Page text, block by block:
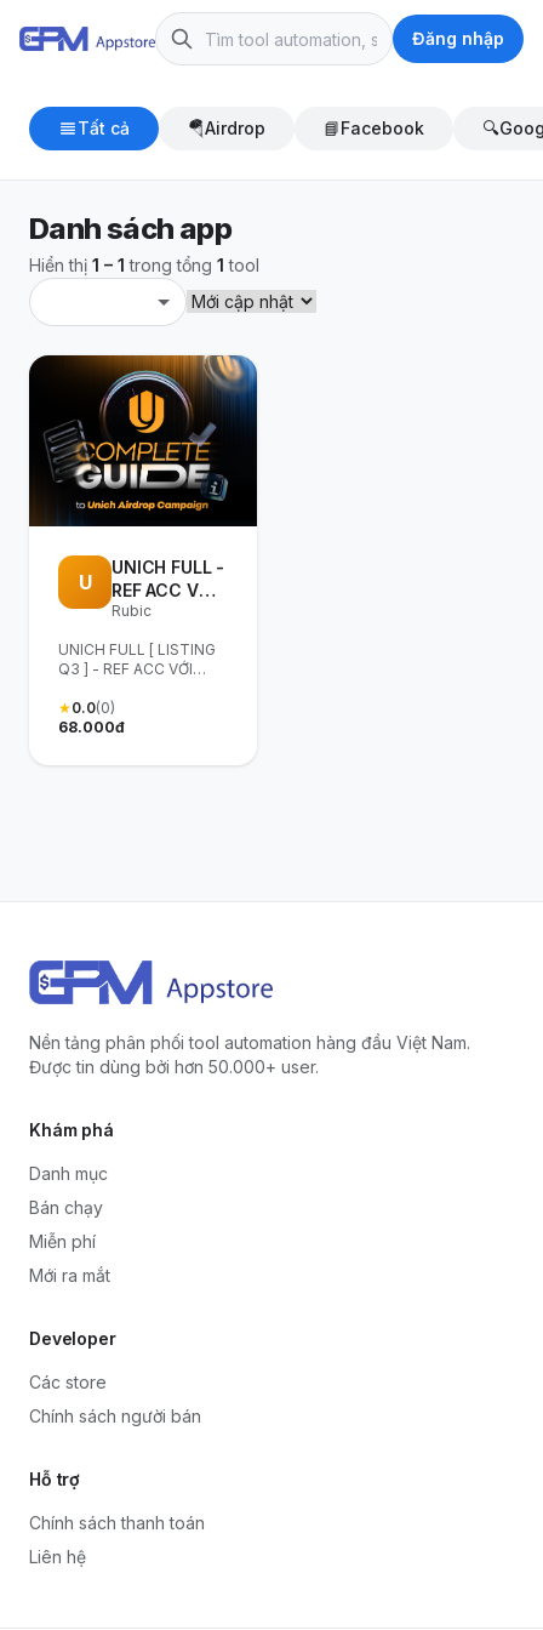
Đăng nhập
Tất cả 🪂Airdrop 📘Facebook 🔍
Danh sách app
Hiển thị 1 – 1 trong tổng 1 tool
U
UNICH FULL -
REF ACC VỚI
GMAIL &
GIẢI
ĐỘNG - FARM
FD - LÀM
Rubic
UNICH FULL [ LISTING
Q3 ] - REF ACC VỚI
GIẢI CAPTCHA TỰ
ĐỘNG - FARM FD - LÀM
★0.0(0)
68.000đ
Nền tảng phân phối tool automation hàng đầu Việt Nam.
Được tin dùng bởi hơn 50.000+ user.
Khám phá
Danh mục
Bán chạy
Miễn phí
Mới ra mắt
Developer
Các store
Chính sách người bán
Hỗ trợ
Chính sách thanh toán
Liên hệ